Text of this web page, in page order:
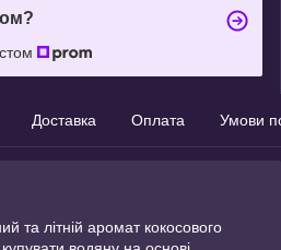
Доставка Оплата Умови
та літній аромат кокосового